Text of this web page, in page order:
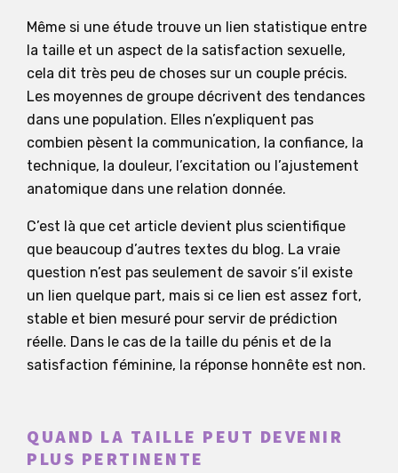
Même si une étude trouve un lien statistique entre
la taille et un aspect de la satisfaction sexuelle,
cela dit très peu de choses sur un couple précis.
Les moyennes de groupe décrivent des tendances
dans une population. Elles n’expliquent pas
combien pèsent la communication, la confiance, la
technique, la douleur, l’excitation ou l’ajustement
anatomique dans une relation donnée.
C’est là que cet article devient plus scientifique
que beaucoup d’autres textes du blog. La vraie
question n’est pas seulement de savoir s’il existe
un lien quelque part, mais si ce lien est assez fort,
stable et bien mesuré pour servir de prédiction
réelle. Dans le cas de la taille du pénis et de la
satisfaction féminine, la réponse honnête est non.
QUAND LA TAILLE PEUT DEVENIR
PLUS PERTINENTE